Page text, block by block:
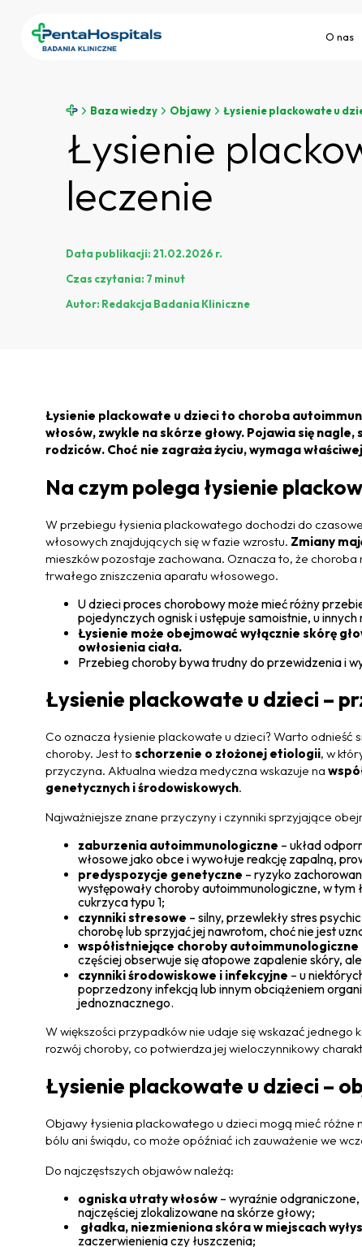
O nas
Baza wiedzy Objawy Łysienie plackowate u
Łysienie
leczenie
Data publikacji: 21.02.2026 r.
Czas czytania: 7 minut
Autor: Redakcja Badania Kliniczne
Łysienie plackowate u dzieci to choroba
włosów, zwykle na skórze głowy. Pojawia się
rodziców. Choć nie zagraża życiu, wymaga
Na czym polega łysienie
W przebiegu łysienia plackowatego dochodzi do
włosowych znajdujących się w fazie wzrostu. Zmiany
mieszków pozostaje zachowana. Oznacza to, że
trwałego zniszczenia aparatu włosowego.
U dzieci proces chorobowy może mieć różny
pojedynczych ognisk i ustępuje samoistnie, u
Łysienie może obejmować wyłącznie skórę
owłosienia ciała.
Przebieg choroby bywa trudny do przewidzenia i
Łysienie plackowate u dzieci –
Co oznacza łysienie plackowate u dzieci? Warto odnieść
choroby. Jest to schorzenie o złożonej etiologii, w
przyczyna. Aktualna wiedza medyczna wskazuje na
genetycznych i środowiskowych.
Najważniejsze znane przyczyny i czynniki sprzyjające
zaburzenia autoimmunologiczne – układ
włosowe jako obce i wywołuje reakcję zapalną,
predyspozycje genetyczne – ryzyko
występowały choroby autoimmunologiczne, w
cukrzyca typu 1;
czynniki stresowe – silny, przewlekły stres
chorobę lub sprzyjać jej nawrotom, choć nie jest
współistniejące choroby
częściej obserwuje się atopowe zapalenie skóry,
czynniki środowiskowe i infekcyjne – u
poprzedzony infekcją lub innym obciążeniem
jednoznacznego.
W większości przypadków nie udaje się wskazać
rozwój choroby, co potwierdza jej wieloczynnikowy
Łysienie plackowate u dzieci –
Objawy łysienia plackowatego u dzieci mogą mieć różne
bólu ani świądu, co może opóźniać ich zauważenie we
Do najczęstszych objawów należą:
ogniska utraty włosów– wyraźnie odgraniczone,
najczęściej zlokalizowane na skórze głowy;
gładka, niezmieniona skóra w miejscach
zaczerwienienia czy łuszczenia;